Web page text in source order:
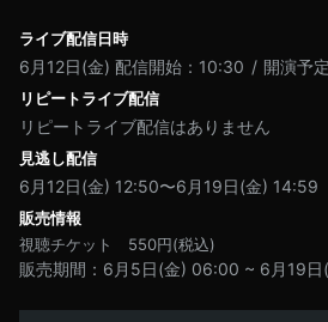
ライブ配信日時
6月12日(金) 配信開始：10:30 開演予
リピートライブ配信
リピートライブ配信はありません
見逃し配信
6月12日(金) 12:50〜6月19日(金) 14:59
販売情報
視聴チケット
550円(税込)
販売期間 6月5日(金) 06:00 ~ 6月19日